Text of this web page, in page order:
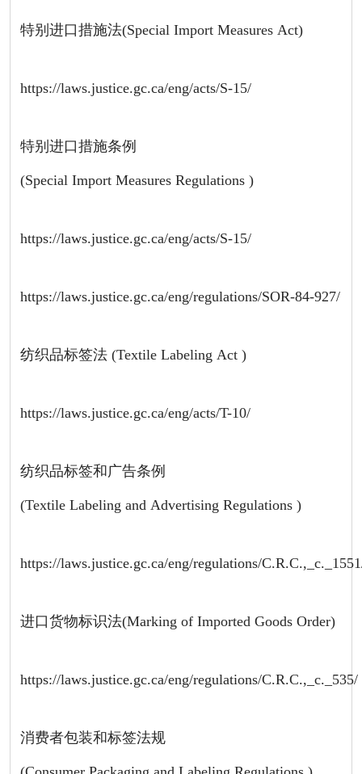
特别进口措施法(Special Import Measures Act)
https://laws.justice.gc.ca/eng/acts/S-15/
特别进口措施条例
(Special Import Measures Regulations )
https://laws.justice.gc.ca/eng/acts/S-15/
https://laws.justice.gc.ca/eng/regulations/SOR-84-927/
纺织品标签法 (Textile Labeling Act )
https://laws.justice.gc.ca/eng/acts/T-10/
纺织品标签和广告条例
(Textile Labeling and Advertising Regulations )
https://laws.justice.gc.ca/eng/regulations/
进口货物标识法(Marking of Imported Goods Order)
https://laws.justice.gc.ca/eng/regulations/C.R.C.,_c._535/
消费者包装和标签法规